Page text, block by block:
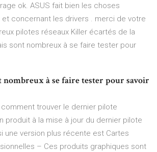
ok. ASUS fait bien les choses
concernant les drivers . merci de votre
pilotes réseaux Killer écartés de la
sont nombreux à se faire tester pour
nombreux à se faire tester pour savoir
trouver le dernier pilote
produit à la mise à jour du dernier pilote
une version plus récente est Cartes
– Ces produits graphiques sont